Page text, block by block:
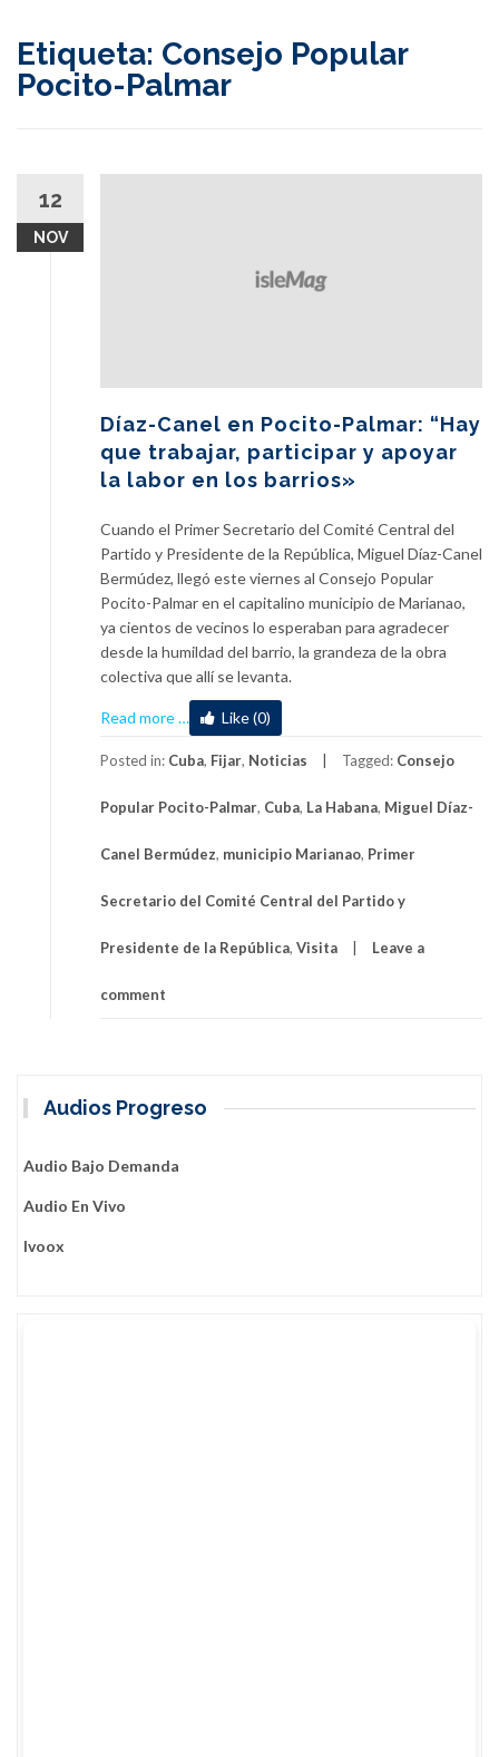
Etiqueta: Consejo Popular
Pocito-Palmar
12
NOV
Díaz-Canel en Pocito-Palmar: “Hay
que trabajar, participar y apoyar
la labor en los barrios»
Cuando el Primer Secretario del Comité Central del
Partido y Presidente de la República, Miguel Díaz-Canel
Bermúdez, llegó este viernes al Consejo Popular
Pocito-Palmar en el capitalino municipio de Marianao,
ya cientos de vecinos lo esperaban para agradecer
desde la humildad del barrio, la grandeza de la obra
colectiva que allí se levanta.
Read more
about
Díaz-
Canel
Pocito-
“Hay
trabajar,
y
barrios»
… Like (0)
Posted in: Cuba, Fijar, Noticias Tagged: Consejo
Popular Pocito-Palmar, Cuba, La Habana, Miguel Díaz-
Canel Bermúdez, municipio Marianao, Primer
Secretario del Comité Central del Partido y
Presidente de la República, Visita Leave a
comment
Audios Progreso
Audio Bajo Demanda
Audio En Vivo
Ivoox